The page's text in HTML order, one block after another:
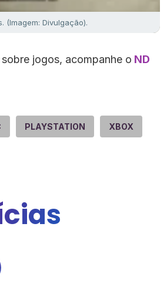
(Imagem: Divulgação).
jogos, acompanhe o ND
PLAYSTATION XBOX